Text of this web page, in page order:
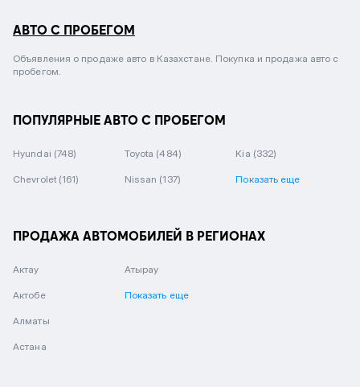
АВТО С ПРОБЕГОМ
Объявления о продаже авто в Казахстане. Покупка и продажа авто с
пробегом.
ПОПУЛЯРНЫЕ АВТО С ПРОБЕГОМ
Hyundai (748) Toyota (484) Kia (332)
Chevrolet (161) Nissan (137) Показать еще
ПРОДАЖА АВТОМОБИЛЕЙ В РЕГИОНАХ
Актау
Актобе
Алматы
Астана
Атырау
Показать еще